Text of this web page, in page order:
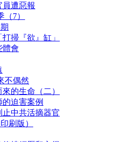
遭惡報
7）
掃『欲』缸」
體會
不偶然
的生命（二）
的迫害案例
中共活摘器官
刷版）